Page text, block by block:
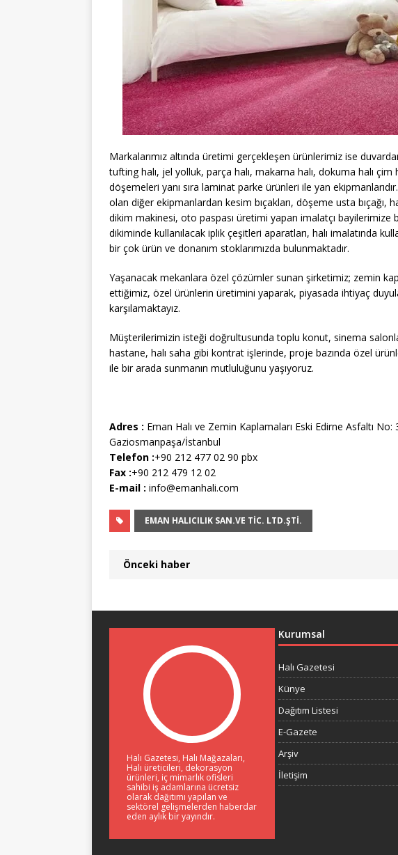
Markalarımız altında üretimi gerçekleşen ürünlerimiz ise
tufting halı, jel yolluk, parça halı, makarna halı, dokuma halı çim
döşemeleri yanı sıra laminat parke ürünleri ile yan
olan diğer ekipmanlardan kesim bıçakları, döşeme usta bıçağı,
dikim makinesi, oto paspası üretimi yapan imalatçı
dikiminde kullanılacak iplik çeşitleri aparatları, halı imalatında
bir çok ürün ve donanım stoklarımızda bulunmaktadır.
Yaşanacak mekanlara özel çözümler sunan şirketimiz; zemin
ettiğimiz, özel ürünlerin üretimini yaparak, piyasada ihtiyaç
karşılamaktayız.
Müşterilerimizin isteği doğrultusunda toplu konut, sinema
hastane, halı saha gibi kontrat işlerinde, proje bazında özel
ile bir arada sunmanın mutluluğunu yaşıyoruz.
Adres : Eman Halı ve Zemin Kaplamaları Eski Edirne Asfaltı
Gaziosmanpaşa/İstanbul
Telefon :+90 212 477 02 90 pbx
Fax :+90 212 479 12 02
E-mail : info@emanhali.com
EMAN HALICILIK SAN.VE TİC. LTD.ŞTİ.
Önceki haber
Halı Gazetesi, Halı Mağazaları,
Halı üreticileri, dekorasyon
ürünleri, iç mimarlık ofisleri
sahibi iş adamlarına ücretsiz
olarak dağıtımı yapılan ve
sektörel gelişmelerden haberdar
eden aylık bir yayındır.
Kurumsal
Halı Gazetesi
Künye
Dağıtım Listesi
E-Gazete
Arşiv
İletişim